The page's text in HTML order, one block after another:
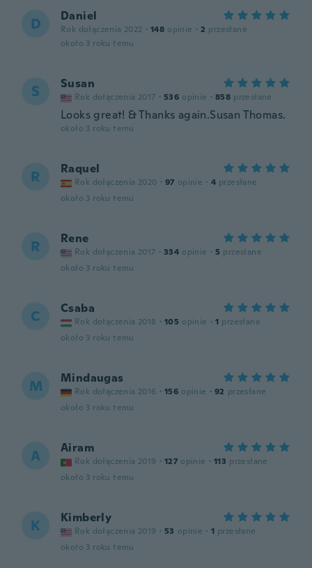
D Daniel
Rok dołączenia 2022 · 148 opinie · 2 przesłane
około 3 roku temu
S Susan
Rok dołączenia 2017 · 536 opinie · 858 przesłane
Looks great! & Thanks again.Susan Thomas.
około 3 roku temu
R Raquel
Rok dołączenia 2020 · 97 opinie · 4 przesłane
około 3 roku temu
R Rene
Rok dołączenia 2017 · 334 opinie · 5 przesłane
około 3 roku temu
C Csaba
Rok dołączenia 2018 · 105 opinie · 1 przesłane
około 3 roku temu
M Mindaugas
Rok dołączenia 2016 · 156 opinie · 92 przesłane
około 3 roku temu
A Airam
Rok dołączenia 2019 · 127 opinie · 113 przesłane
około 3 roku temu
K Kimberly
Rok dołączenia 2019 · 53 opinie · 1 przesłane
około 3 roku temu